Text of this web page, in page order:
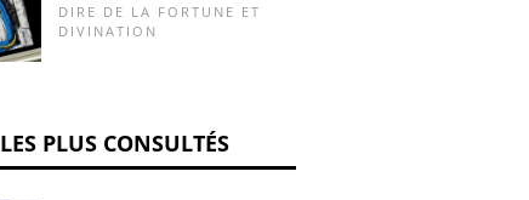
DIRE DE LA FORTUNE ET
DIVINATION
LES PLUS CONSULTÉS